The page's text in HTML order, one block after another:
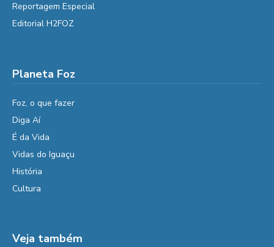
Reportagem Especial
Editorial H2FOZ
Planeta Foz
Foz, o que fazer
Diga Aí
É da Vida
Vidas do Iguaçu
História
Cultura
Veja também